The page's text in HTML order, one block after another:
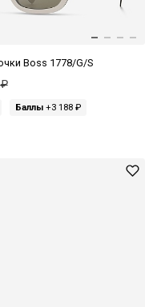
Boss 1778/G/S
Баллы+3 188 ₽